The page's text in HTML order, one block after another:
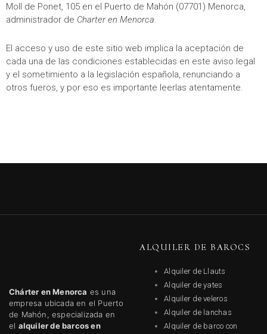
Moll de Ponet, 105 en el Puerto de Mahón (07701) Menorca,
administrador de Charter en Menorca.
El acceso y uso de este sitio web implica la aceptación de
cada una de las condiciones establecidas en este aviso legal
y el sometimiento a la legislación española, renunciando a
otros fueros, y por eso es importante leerlas atentamente.
Chárter en Menorca es una
empresa ubicada en el Puerto
de Mahón, especializada en
el alquiler de barcos en
ALQUILER DE BAROCS
Alquiler de Llauts
Alquiler de yates
Alquiler de veleros
Alquiler de lanchas
Alquiler de barco con